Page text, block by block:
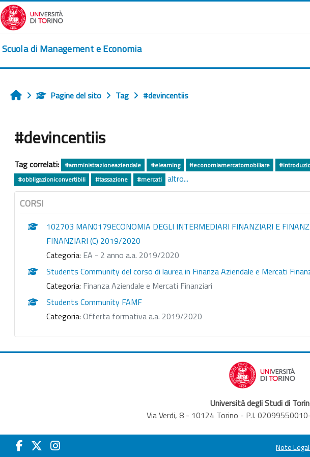
Vai al contenuto principale
Scuola di Management e Economia
HomePagine del sito Tag #devincentiis
#devincentiis
Tag correlati: #amministrazioneaziendale #elearning #economiamercatomobiliare
#obbligazioniconvertibili
#tassazione #mercati altro...
CORSI
102703 MAN0179ECONOMIA DEGLI INTERMEDIARI FINANZIARI E
FINANZIARI (C) 2019/2020
Categoria: EA - 2 anno a.a. 2019/2020
Students Community del corso di laurea in Finanza Aziendale e Mercati
Categoria: Finanza Aziendale e Mercati Finanziari
Students Community FAMF
Categoria: Offerta formativa a.a. 2019/2020
Università degli Studi di
Via Verdi, 8 - 10124 Torino - P.I.
Note Legali